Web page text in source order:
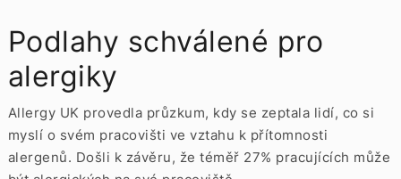
Podlahy schválené pro
alergiky
Allergy UK provedla průzkum, kdy se zeptala lidí, co si
myslí o svém pracovišti ve vztahu k přítomnosti
alergenů. Došli k závěru, že téměř 27% pracujících může